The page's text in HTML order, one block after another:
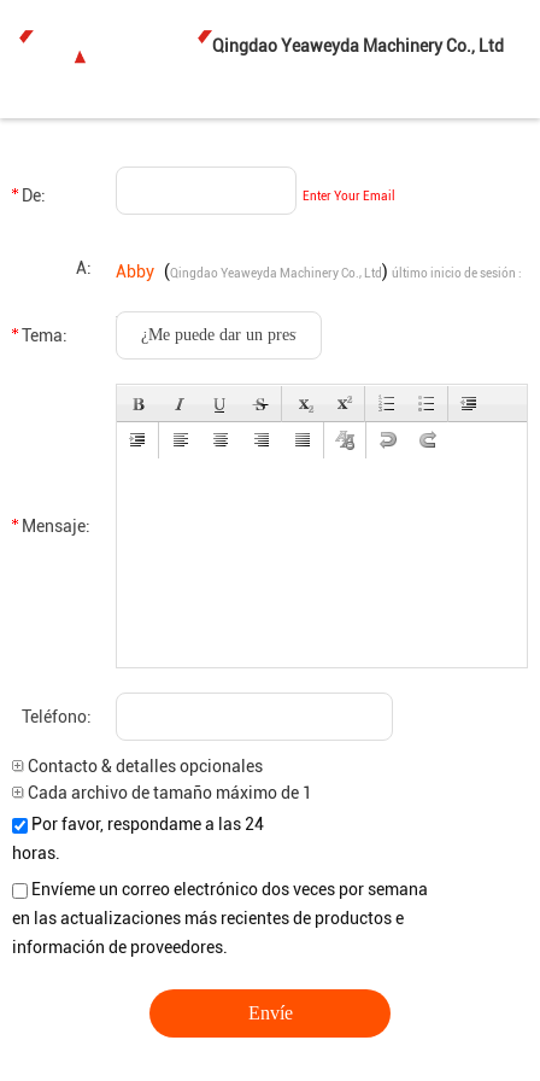
Qingdao Yeaweyda Machinery Co., Ltd
De: Enter Your Email
A: Abby (Qingdao Yeaweyda Machinery Co., Ltd) último inicio de sesión :
7 horas 33 minutos hace
Tema:
Mensaje:
Teléfono:
Contacto & detalles opcionales
Cada archivo de tamaño máximo de 10M.
Por favor, respondame a las 24
horas.
Envíeme un correo electrónico dos veces por semana
en las actualizaciones más recientes de productos e
información de proveedores.